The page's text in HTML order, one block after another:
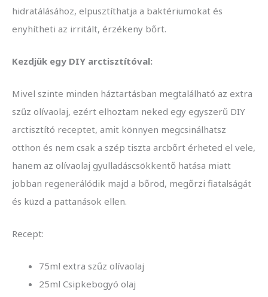
hidratálásához, elpusztíthatja a baktériumokat és
enyhítheti az irritált, érzékeny bőrt.
Kezdjük egy DIY arctisztítóval:
Mivel szinte minden háztartásban megtalálható az extra
szűz olívaolaj, ezért elhoztam neked egy egyszerű DIY
arctisztító receptet, amit könnyen megcsinálhatsz
otthon és nem csak a szép tiszta arcbőrt érheted el vele,
hanem az olívaolaj gyulladáscsökkentő hatása miatt
jobban regenerálódik majd a bőröd, megőrzi fiatalságát
és küzd a pattanások ellen.
Recept:
75ml extra szűz olívaolaj
25ml Csipkebogyó olaj